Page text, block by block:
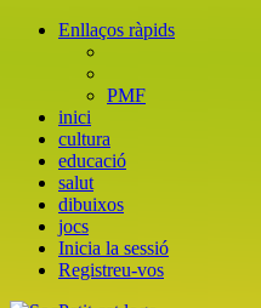
Enllaços ràpids
PMF
inici
cultura
educació
salut
dibuixos
jocs
Inicia la sessió
Registreu-vos